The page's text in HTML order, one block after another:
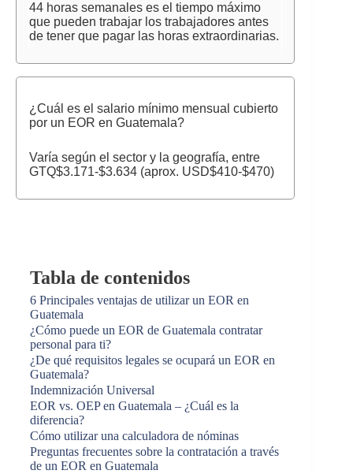
44 horas semanales es el tiempo máximo
que pueden trabajar los trabajadores antes
de tener que pagar las horas extraordinarias.
¿Cuál es el salario mínimo mensual cubierto
por un EOR en Guatemala?
Varía según el sector y la geografía, entre
GTQ$3.171-$3.634 (aprox. USD$410-$470)
Tabla de contenidos
6 Principales ventajas de utilizar un EOR en
Guatemala
¿Cómo puede un EOR de Guatemala contratar
personal para ti?
¿De qué requisitos legales se ocupará un EOR en
Guatemala?
Indemnización Universal
EOR vs. OEP en Guatemala – ¿Cuál es la
diferencia?
Cómo utilizar una calculadora de nóminas
Preguntas frecuentes sobre la contratación a través
de un EOR en Guatemala